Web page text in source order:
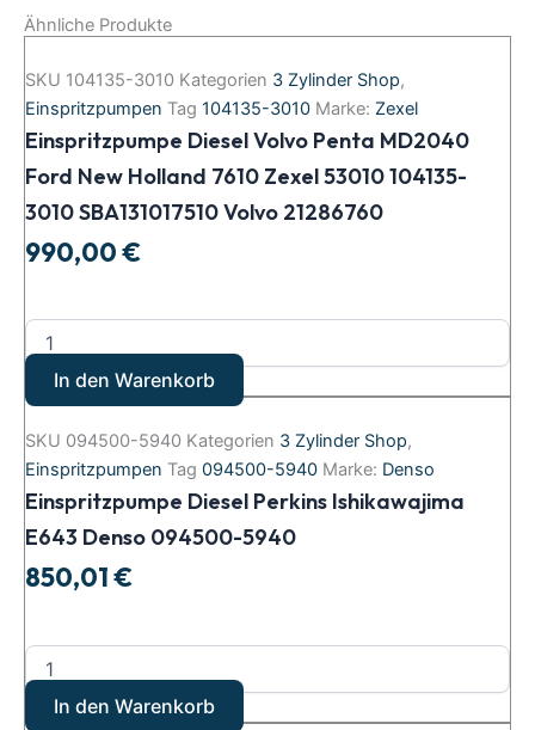
Ähnliche Produkte
SKU 104135-3010 Kategorien 3 Zylinder Shop,
Einspritzpumpen Tag 104135-3010 Marke: Zexel
Einspritzpumpe Diesel Volvo Penta MD2040
Ford New Holland 7610 Zexel 53010 104135-
3010 SBA131017510 Volvo 21286760
990,00€
In den Warenkorb
SKU 094500-5940 Kategorien 3 Zylinder Shop,
Einspritzpumpen Tag 094500-5940 Marke: Denso
Einspritzpumpe Diesel Perkins Ishikawajima
E643 Denso 094500-5940
850,01€
In den Warenkorb